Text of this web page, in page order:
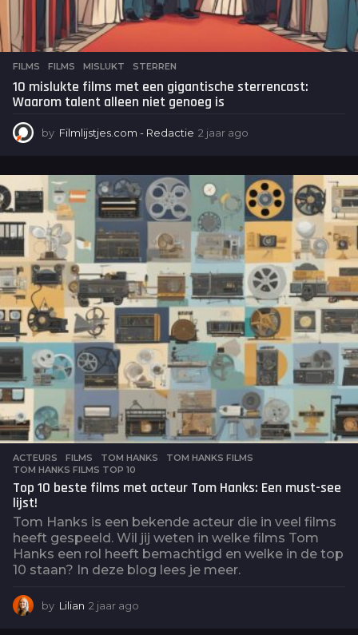
FILMS FILMS ,MISLUKT ,STERREN
10 mislukte films met een gigantische sterrencast:
Waarom talent alleen niet genoeg is
by Filmlijstjes.com - Redactie 2 jaar ago
a
r
a
g
ACTEURS ,FILMS TOM HANKS ,TOM HANKS FILMS
TOM HANKS FILMS TOP 10
Top 10 beste films met acteur Tom Hanks: Een must-see
lijst!
Tom Hanks is een bekende acteur die in veel films
heeft gespeeld. Wil jij weten in welke films Tom
Hanks een rol heeft bemachtigd en welke in de top
10 staan? In deze blog lees je meer.
by Lilian 2 jaar ago